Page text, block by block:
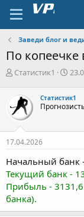
Заведи блог и
По копеечке
А
о
р
м
Статистик1
Д
а
а
Статистик1
17.04.2026
Начальный банк
Текущий банк -
Прибыль - 3131,6
банка).